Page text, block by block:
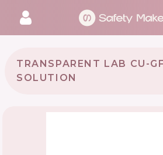
TRANSPARENT LAB CU-GF
SOLUTION